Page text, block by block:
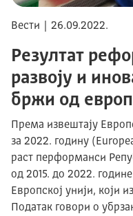
Вести | 26.09.2022.
Резултат
развоју и
бржи од
Према извештају
за 2022. годину
раст перформанси
од 2015. до 2022.
Европској унији, који
Податак говори о